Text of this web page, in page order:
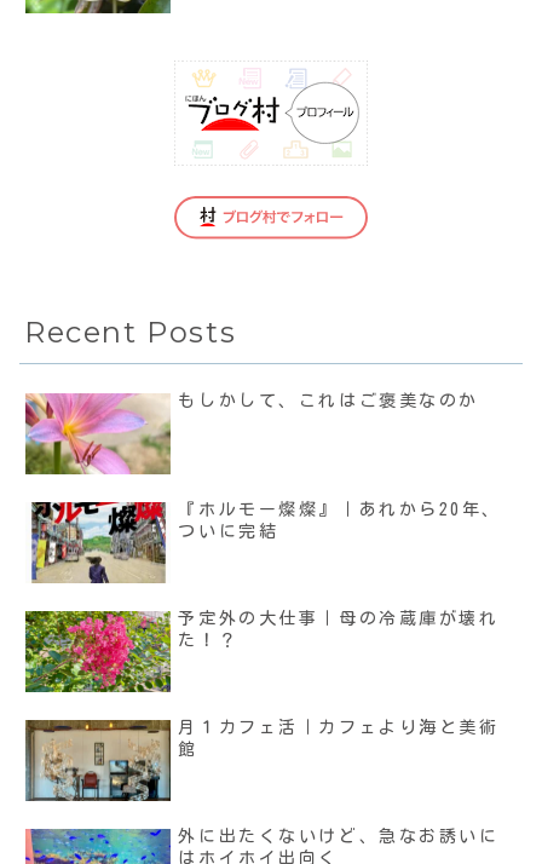
Recent Posts
もしかして、これはご褒美なのか
『ホルモー燦燦』｜あれから20年、
ついに完結
予定外の大仕事｜母の冷蔵庫が壊れ
た！？
月１カフェ活｜カフェより海と美術
館
外に出たくないけど、急なお誘いに
はホイホイ出向く